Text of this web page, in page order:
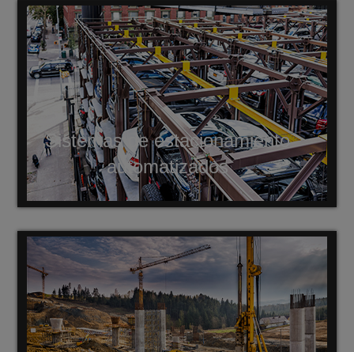
Sistemas de estacionamiento
automatizados